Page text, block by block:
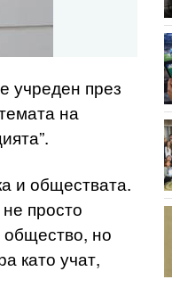
учреден през
на
и обществата.
просто
общество, но
като учат,